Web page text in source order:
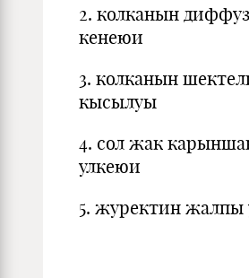
2. колканын
кенеюи
3. колканын
кысылуы
4. сол жак
улкеюи
5. журектин жалпы